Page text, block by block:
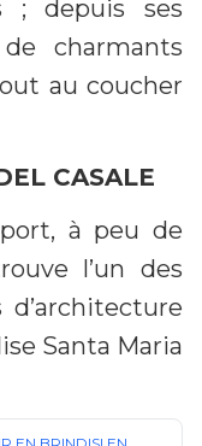
; depuis ses
charmants
au coucher
CASALE
à peu de
l’un des
Santa Maria
EN BRINDISI EN